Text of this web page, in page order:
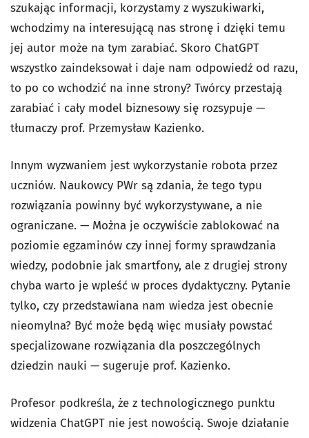
szukając informacji, korzystamy z wyszukiwarki,
wchodzimy na interesującą nas stronę i dzięki temu
jej autor może na tym zarabiać. Skoro ChatGPT
wszystko zaindeksował i daje nam odpowiedź od razu,
to po co wchodzić na inne strony? Twórcy przestają
zarabiać i cały model biznesowy się rozsypuje —
tłumaczy prof. Przemysław Kazienko.
Innym wyzwaniem jest wykorzystanie robota przez
uczniów. Naukowcy PWr są zdania, że tego typu
rozwiązania powinny być wykorzystywane, a nie
ograniczane. — Można je oczywiście zablokować na
poziomie egzaminów czy innej formy sprawdzania
wiedzy, podobnie jak smartfony, ale z drugiej strony
chyba warto je wpleść w proces dydaktyczny. Pytanie
tylko, czy przedstawiana nam wiedza jest obecnie
nieomylna? Być może będą więc musiały powstać
specjalizowane rozwiązania dla poszczególnych
dziedzin nauki — sugeruje prof. Kazienko.
Profesor podkreśla, że z technologicznego punktu
widzenia ChatGPT nie jest nowością. Swoje działanie